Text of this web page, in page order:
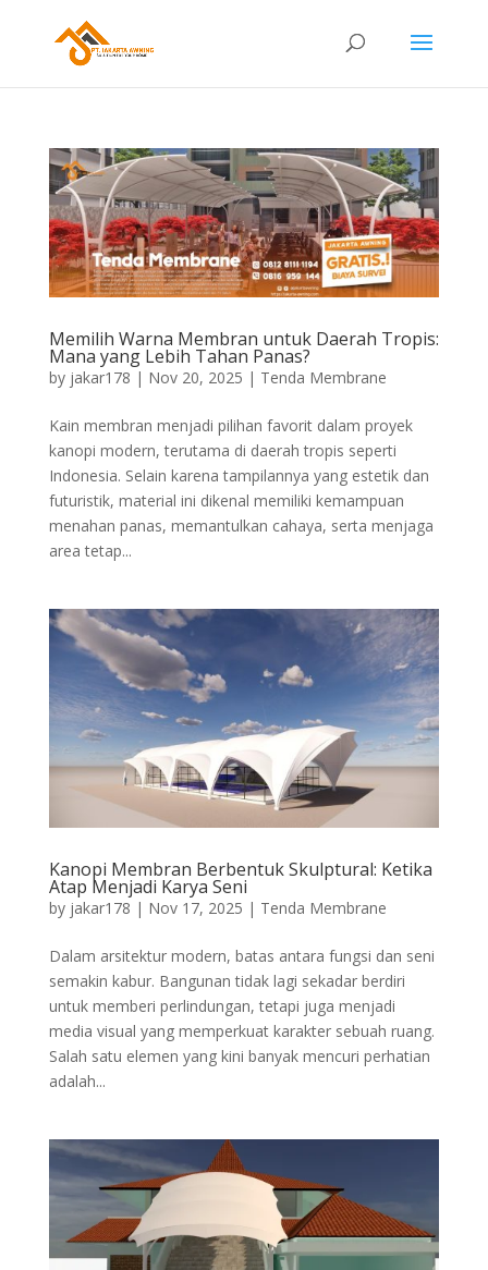
Memilih Warna Membran untuk Daerah Tropis:
Mana yang Lebih Tahan Panas?
by jakar178 | Nov 20, 2025 | Tenda Membrane
Kain membran menjadi pilihan favorit dalam proyek
kanopi modern, terutama di daerah tropis seperti
Indonesia. Selain karena tampilannya yang estetik dan
futuristik, material ini dikenal memiliki kemampuan
menahan panas, memantulkan cahaya, serta menjaga
area tetap...
Kanopi Membran Berbentuk Skulptural: Ketika
Atap Menjadi Karya Seni
by jakar178 | Nov 17, 2025 | Tenda Membrane
Dalam arsitektur modern, batas antara fungsi dan seni
semakin kabur. Bangunan tidak lagi sekadar berdiri
untuk memberi perlindungan, tetapi juga menjadi
media visual yang memperkuat karakter sebuah ruang.
Salah satu elemen yang kini banyak mencuri perhatian
adalah...